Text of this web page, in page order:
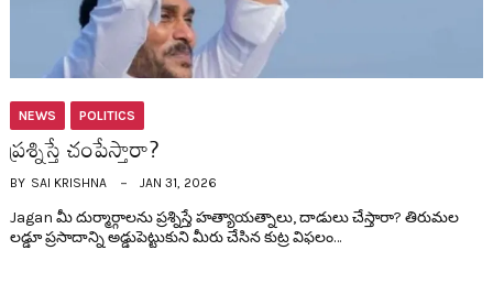
NEWS POLITICS
ప్ర‌శ్నిస్తే చంపేస్తారా?
BY SAI KRISHNA JAN 31, 2026
Jagan మీ దుర్మార్గాలను ప్రశ్నిస్తే హత్యాయత్నాలు, దాడులు చేస్తారా? తిరుమల
లడ్డూ ప్రసాదాన్ని అడ్డుపెట్టుకుని మీరు చేసిన కుట్ర విఫలం…